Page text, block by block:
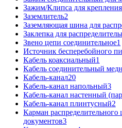
Зажим/Клипса для
Заземлитель2
Заземляющая шина для
Заклепка для
Звено цепи соединительное1
Источник бесперебойного
Кабель коаксиальный1
Кабель соединительный
Кабель-канал20
Кабель-канал напольный3
Кабель-канал настенный
Кабель-канал плинтусный2
Карман распределительного
документов3